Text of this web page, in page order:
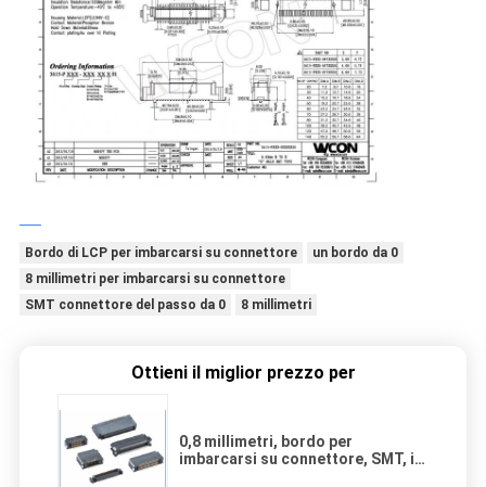
Bordo di LCP per imbarcarsi su connettore
un bordo da 0
8 millimetri per imbarcarsi su connettore
SMT connettore del passo da 0
8 millimetri
Ottieni il miglior prezzo per
0,8 millimetri, bordo per
imbarcarsi su connettore, SMT, il